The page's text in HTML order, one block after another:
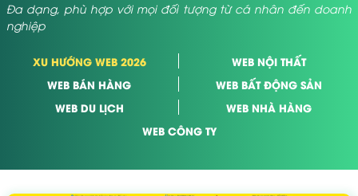
Đa dạng, phù hợp với mọi đối tượng từ cá nhân đến doanh
nghiệp
XU HƯỚNG WEB 2026
WEB NỘI THẤT
WEB BÁN HÀNG
WEB BẤT ĐỘNG SẢN
WEB DU LỊCH
WEB NHÀ HÀNG
WEB CÔNG TY